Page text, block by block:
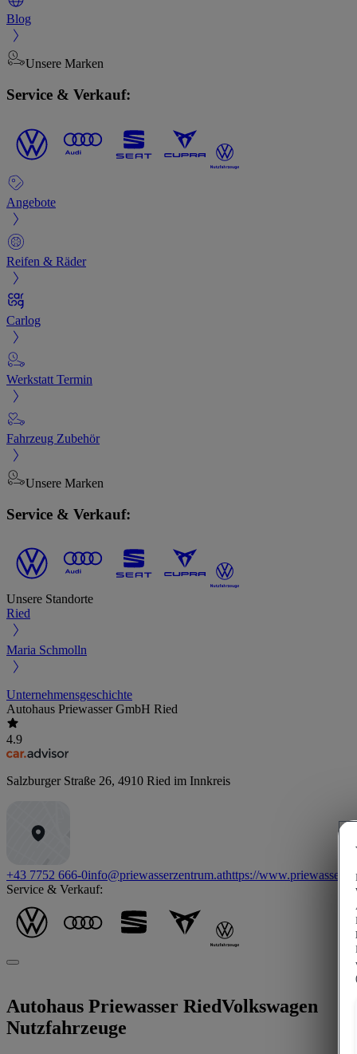
Blog
Unsere Marken
Service & Verkauf:
Angebote
Reifen & Räder
Carlog
Werkstatt Termin
Fahrzeug Zubehör
Unsere Marken
Service & Verkauf:
Unsere Standorte
Ried
Maria Schmolln
Unternehmensgeschichte
Autohaus Priewasser GmbH Ried
4.9
Salzburger Straße 26, 4910 Ried im Innkreis
+43 7752 666-0info@priewasserzentrum.athttps://
Service & Verkauf:
Autohaus Priewasser RiedVolkswagen
Nutzfahrzeuge